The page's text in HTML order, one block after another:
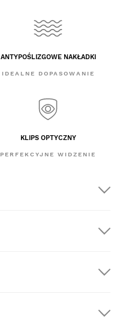
ANTYPOŚLIZGOWE NAKŁADKI
IDEALNE DOPASOWANIE
KLIPS OPTYCZNY
PERFEKCYJNE WIDZENIE